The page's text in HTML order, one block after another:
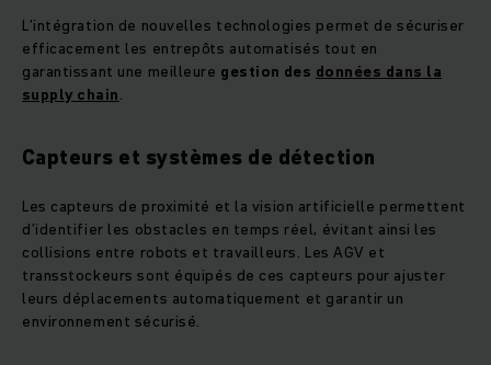
L’intégration de nouvelles technologies permet de sécuriser
efficacement les entrepôts automatisés tout en
garantissant une meilleure gestion des données dans la
supply chain.
Capteurs et systèmes de détection
Les capteurs de proximité et la vision artificielle permettent
d’identifier les obstacles en temps réel, évitant ainsi les
collisions entre robots et travailleurs. Les AGV et
transstockeurs sont équipés de ces capteurs pour ajuster
leurs déplacements automatiquement et garantir un
environnement sécurisé.